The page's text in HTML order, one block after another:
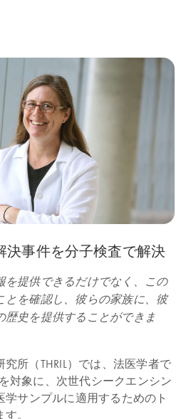
決事件を分子検査で解決
を提供できるだけでなく、この
とを確認し、彼らの家族に、彼
歴史を提供することができま
所（THRIL）では、法医学者で
対象に、次世代シークエンシン
学サンプルに適用するためのト
。